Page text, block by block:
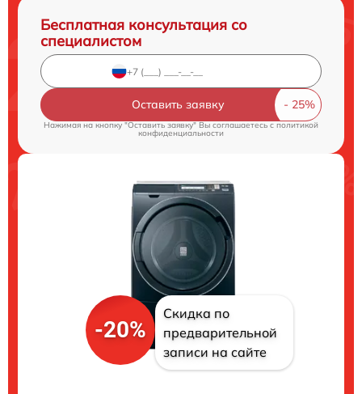
Бесплатная консультация со
специалистом
Оставить заявку
Нажимая на кнопку "Оставить заявку" Вы соглашаетесь cполитикой
конфиденциальности
-20%
Скидка по
предварительной
записи на сайте